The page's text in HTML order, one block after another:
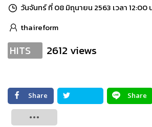
วันจันทร์ ที่ 08 มิถุนายน 2563 เวลา 12:00
thaireform
HITS 2612 views
Share
Share